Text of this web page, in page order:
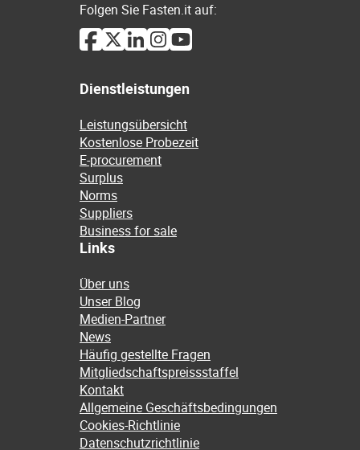
Folgen Sie Fasten.it auf:
Dienstleistungen
Leistungsübersicht
Kostenlose Probezeit
E-procurement
Surplus
Norms
Suppliers
Business for sale
Links
Über uns
Unser Blog
Medien-Partner
News
Häufig gestellte Fragen
Mitgliedschaftspreissstaffel
Kontakt
Allgemeine Geschäftsbedingungen
Cookies-Richtlinie
Datenschutzrichtlinie